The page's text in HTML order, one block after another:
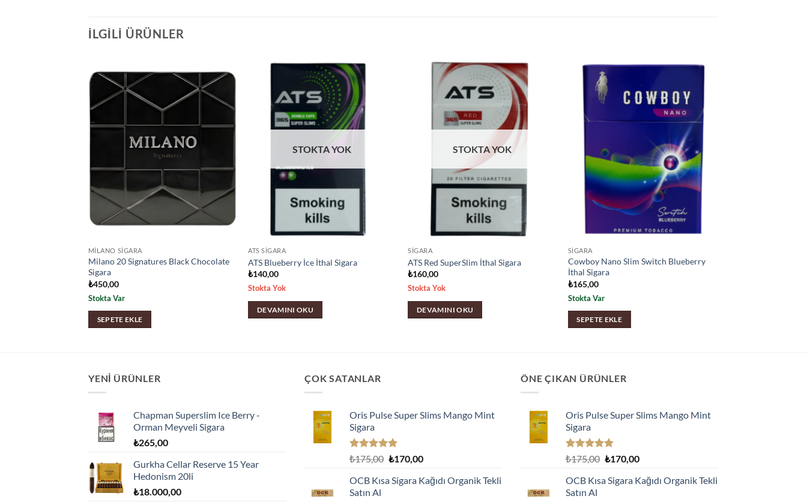
İLGILI ÜRÜNLER
MILANO SIGARA
Milano 20 Signatures Black Chocolate
Sigara
₺450,00
Stokta Var
SEPETE EKLE
STOKTA YOK
ATS SIGARA
ATS Blueberry İce İthal Sigara
₺140,00
Stokta Yok
DEVAMINI OKU
STOKTA YOK
SIGARA
ATS Red SuperSlim İthal Sigara
₺160,00
Stokta Yok
DEVAMINI OKU
SIGARA
Cowboy Nano Slim Switch Blueberry
İthal Sigara
₺165,00
Stokta Var
SEPETE EKLE
YENI ÜRÜNLER
Chapman Superslim Ice Berry -
Orman Meyveli Sigara
₺265,00
Gurkha Cellar Reserve 15 Year
Hedonism 20li
₺18.000,00
ÇOK SATANLAR
Oris Pulse Super Slims Mango Mint
Sigara
5 üzerinden
oy
aldı
₺175,00 Orijinal
₺175,00.
₺170,00Şu
fiyat:
OCB Kısa Sigara Kağıdı Organik Tekli
Satın Al
ÖNE ÇIKAN ÜRÜNLER
Oris Pulse Super Slims Mango Mint
Sigara
5 üzerinden
oy
aldı
₺175,00 Orijinal
₺175,00.
₺170,00Şu
fiyat:
OCB Kısa Sigara Kağıdı Organik Tekli
Satın Al